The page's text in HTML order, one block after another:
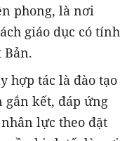
phong, là nơi
giáo dục có tính
Bản.
hợp tác là đào tạo
gắn kết, đáp ứng
lực theo đặt